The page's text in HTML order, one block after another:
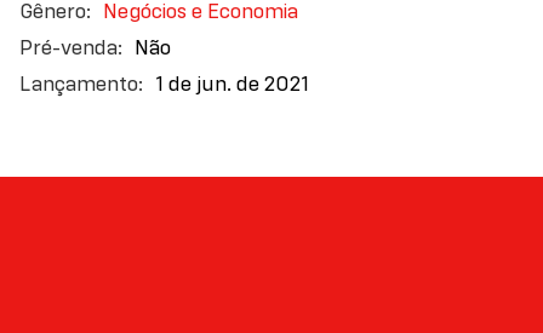
Negócios e Economia
Não
1 de jun. de 2021